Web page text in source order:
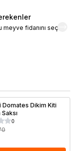
fidanını seçin."
Domates Dikim Kiti
0